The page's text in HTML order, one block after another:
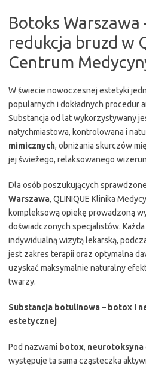
Botoks
redukcja bruzd w
Centrum
W świecie nowoczesnej estetyki
popularnych i dokładnych procedur
Substancja od lat wykorzystywany
natychmiastowa, kontrolowana i
mimicznych, obniżania skurczów
jej świeżego, relaksowanego
Dla osób poszukujących
Warszawa, QLINIQUE Klinika
kompleksową opiekę prowadzoną
doświadczonych specjalistów.
indywidualną wizytą lekarską,
jest zakres terapii oraz optymalna
uzyskać maksymalnie naturalny
twarzy.
Substancja botulinowa – botox i
estetycznej
Pod nazwami botox, neurotoksyna
występuje ta sama cząsteczka